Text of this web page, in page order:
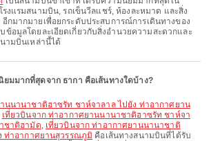
งแรมสนามบิน, รถเข็นวีลแชร์, ห้องละหมาด และสิ่ง
กมากมายเพื่อยกระดับประสบการณ์การเดินทางของ
อมูลโดยละเอียดเกี่ยวกับสิ่งอำนวยความสะดวกและ
ามบินเหล่านี้ได้
มมากที่สุดจาก ธากา คือเส้นทางใดบ้าง?
เที่ยวบินจาก ท่าอากาศยานนานาชาติฮาซรัท ชาห์จา
ชาติฮามัด, เที่ยวบินจาก ท่าอากาศยานนานาชาติ
ท่าอากาศยานสุวรรณภูมิ คือเส้นทางสนามบินที่ได้รับ